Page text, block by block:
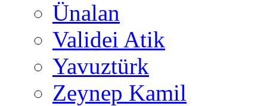
Ünalan
Validei Atik
Yavuztürk
Zeynep Kamil